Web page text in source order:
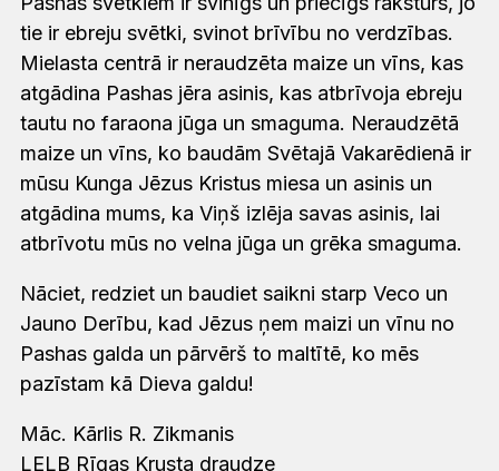
tie ir ebreju svētki, svinot brīvību no verdzības.
Mielasta centrā ir neraudzēta maize un vīns, kas
atgādina Pashas jēra asinis, kas atbrīvoja ebreju
tautu no faraona jūga un smaguma. Neraudzētā
maize un vīns, ko baudām Svētajā Vakarēdienā ir
mūsu Kunga Jēzus Kristus miesa un asinis un
atgādina mums, ka Viņš izlēja savas asinis, lai
atbrīvotu mūs no velna jūga un grēka smaguma.
Nāciet, redziet un baudiet saikni starp Veco un
Jauno Derību, kad Jēzus ņem maizi un vīnu no
Pashas galda un pārvērš to maltītē, ko mēs
pazīstam kā Dieva galdu!
Māc. Kārlis R. Zikmanis
LELB Rīgas Krusta draudze